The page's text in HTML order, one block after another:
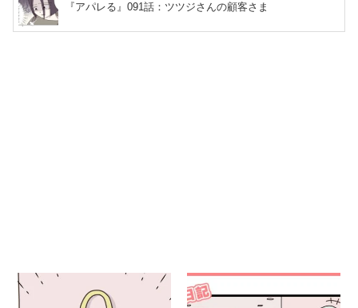
『アパレる』091話：ツツジさんの顧客さま